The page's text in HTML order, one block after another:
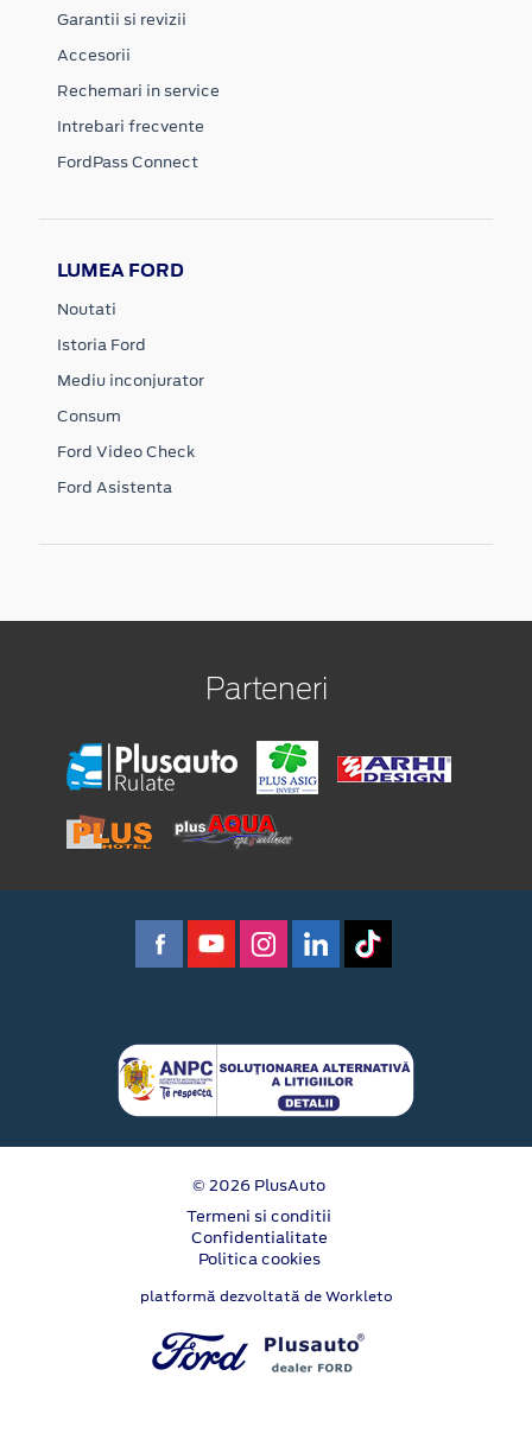
Garantii si revizii
Accesorii
Rechemari in service
Intrebari frecvente
FordPass Connect
LUMEA FORD
Noutati
Istoria Ford
Mediu inconjurator
Consum
Ford Video Check
Ford Asistenta
Parteneri
© 2026 PlusAuto
Termeni si conditii
Confidentialitate
Politica cookies
platformă dezvoltată de Workleto